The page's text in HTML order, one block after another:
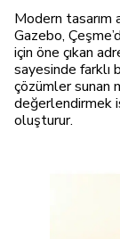
Modern tasarım
Gazebo,
için öne çıkan
sayesinde farklı
çözümler sunan
değerlendirmek
oluşturur.